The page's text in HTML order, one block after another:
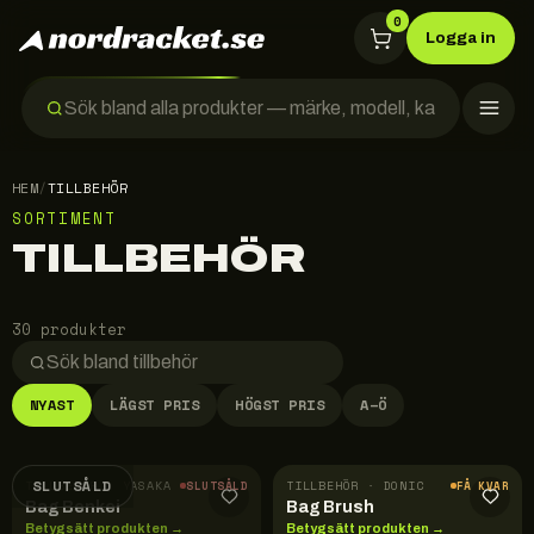
0
Logga in
HEM/TILLBEHÖR
SORTIMENT
TILLBEHÖR
30 produkter
NYAST LÄGST PRIS HÖGST PRIS A–Ö
SLUTSÅLD
TILLBEHÖR · YASAKA SLUTSÅLD
Bag Benkei
Betygsätt produkten →
TILLBEHÖR · DONIC FÅ KVAR
Bag Brush
Betygsätt produkten →